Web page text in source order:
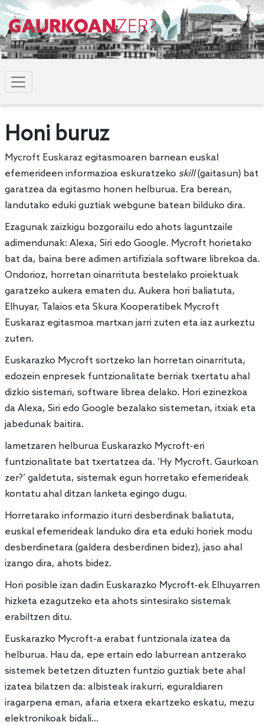
Honi buruz
Mycroft Euskarazegitasmoaren barnean euskal
efemerideen informazioa eskuratzeko skill(gaitasun) bat
garatzea da egitasmo honen helburua. Era berean,
landutako eduki guztiak webgune batean bilduko dira.
Ezagunak zaizkigu bozgorailu edo ahots laguntzaile
adimendunak: Alexa, Siri edo Google. Mycroft horietako
bat da, baina bere adimen artifiziala software librekoa da.
Ondorioz, horretan oinarrituta bestelako proiektuak
garatzeko aukera ematen du. Aukera hori baliatuta,
Elhuyar, Talaios eta Skura Kooperatibek Mycroft
Euskaraz egitasmoa martxan jarri zuten eta iaz aurkeztu
zuten.
Euskarazko Mycroft sortzeko lan horretan oinarrituta,
edozein enpresek funtzionalitate berriak txertatu ahal
dizkio sistemari, software librea delako. Hori ezinezkoa
da Alexa, Siri edo Google bezalako sistemetan, itxiak eta
jabedunak baitira.
Iametzaren helburua Euskarazko Mycroft-eri
funtzionalitate bat txertatzea da. ‘Hy Mycroft. Gaurkoan
zer?’ galdetuta, sistemak egun horretako efemerideak
kontatu ahal ditzan lanketa egingo dugu.
Horretarako informazio iturri desberdinak baliatuta,
euskal efemerideak landuko dira eta eduki horiek modu
desberdinetara (galdera desberdinen bidez), jaso ahal
izango dira, ahots bidez.
Hori posible izan dadin Euskarazko Mycroft-ek Elhuyarren
hizketa ezagutzeko eta ahots sintesirako sistemak
erabiltzen ditu.
Euskarazko Mycroft-a erabat funtzionala izatea da
helburua. Hau da, epe ertain edo laburrean antzerako
sistemek betetzen dituzten funtzio guztiak bete ahal
izatea bilatzen da: albisteak irakurri, eguraldiaren
iragarpena eman, afaria etxera ekartzeko eskatu, mezu
elektronikoak bidali...